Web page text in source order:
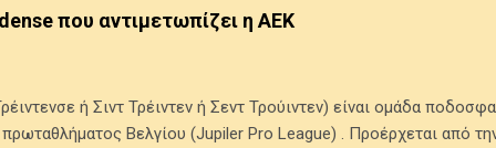
που αντιμετωπίζει η ΑΕΚ
ή Σιντ Τρέιντεν ή Σεντ Τρούιντεν) είναι ομάδα
Βελγίου (Jupiler Pro League) . Προέρχεται από